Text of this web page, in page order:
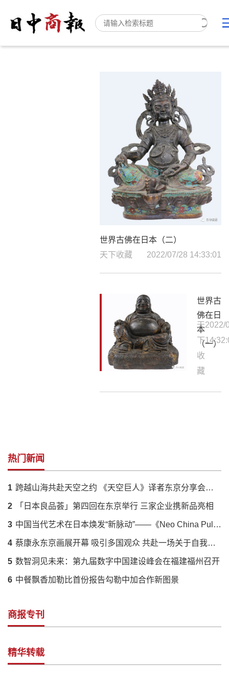
世界古佛在日本（二）
天下收藏
2022/07/28 14:33:01
世界古
佛在日
本
（一）
天
下
收
藏
2022/
热门新闻
1 跨越山海共赴天空之约 《天空巨人》译者东京分享会落幕 解码蔡国强火药艺术与中日文化羁绊
2 「日本良品荟」第四回在东京举行 三家企业携新品亮相
3 中国当代艺术在日本焕发“新脉动”——《Neo China Pulse》展呈现传统与创新的时代对话
4 蔡康永东京画展开幕 吸引多国观众 共赴一场关于自我的对话
5 数智洞见未来：第九届数字中国建设峰会在福建福州召开
6 中餐飘香加勒比首份报告勾勒中加合作新图景
商报专刊
精华转载